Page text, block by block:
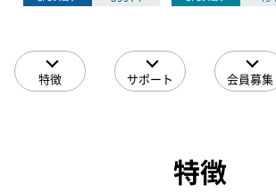
特徴 サポート 会員募集
特徴